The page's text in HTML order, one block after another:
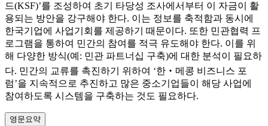
드(KSF)’를 조성하여 초기 타당성 조사에서부터 이 자금이 활
용되는 방안을 강구해야 한다. 이는 정보를 축적함과 동시에
한국기업에 사업기회를 제공하기 때문이다. 또한 민관협력 프
로그램을 통하여 민간의 참여를 적극 유도해야 한다. 이를 위
해 다양한 방식(예: 민관 파트너십 구축)에 대한 분석이 필요하
다. 민간의 교류를 촉진하기 위하여 ‘한‧메콩 비즈니스 포
럼’을 지속적으로 추진하고 많은 중소기업들이 해당 사업에
참여하도록 시스템을 구축하는 것도 필요하다.
영문요약